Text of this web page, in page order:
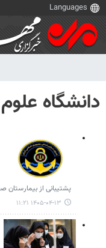
دانشگاه
پشتیبانی از بیمارستان
۱۴۰۵-۰۴-۱۳ ۱۱:۲۱